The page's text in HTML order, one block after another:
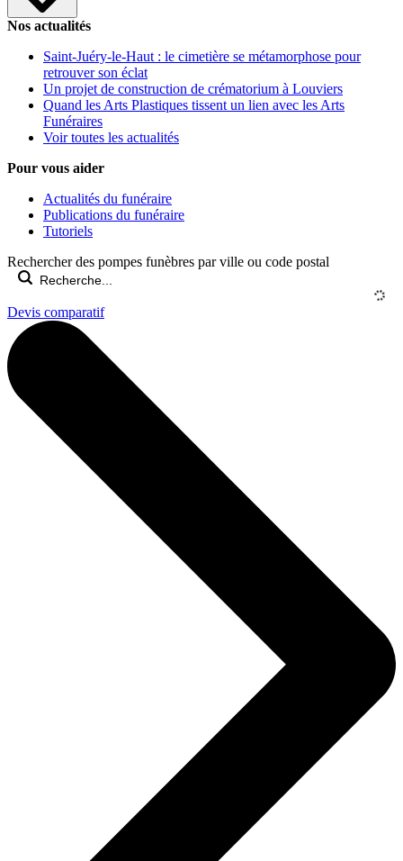
Nos actualités
Saint-Juéry-le-Haut : le cimetière se métamorphose pour
retrouver son éclat
Un projet de construction de crématorium à Louviers
Quand les Arts Plastiques tissent un lien avec les Arts
Funéraires
Voir toutes les actualités
Pour vous aider
Actualités du funéraire
Publications du funéraire
Tutoriels
Rechercher des pompes funèbres par ville ou code postal
Devis comparatif